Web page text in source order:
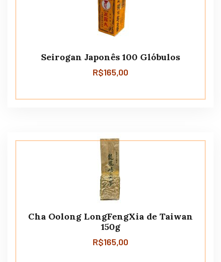
Seirogan Japonês 100 Glóbulos
R$165,00
Cha Oolong LongFengXia de Taiwan
150g
R$165,00